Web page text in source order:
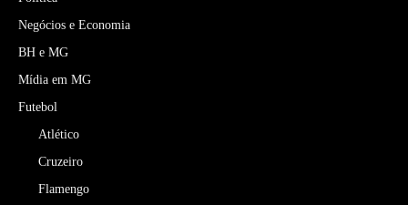
Negócios e Economia
BH e MG
Mídia em MG
Futebol
Atlético
Cruzeiro
Flamengo